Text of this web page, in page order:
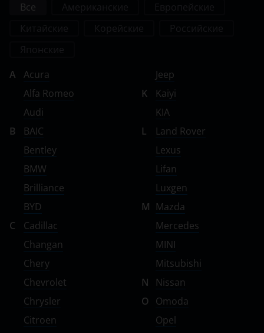
Volkswagen
Volvo
Vortex
Zotye
ZX
ВАЗ (LADA)
ГАЗ
ЗАЗ
ТагАЗ
УАЗ
Все
A
Acura
Alfa Romeo
Audi
B
BAIC
Bentley
BMW
Brilliance
BYD
C
Cadillac
Changan
Chery
Chevrolet
Chrysler
Citroen
Jeep
K
Kaiyi
KIA
L
Land Rover
Lexus
Lifan
Luxgen
M Mazda
Mercedes
MINI
Mitsubishi
N
Nissan
O
Omoda
Opel